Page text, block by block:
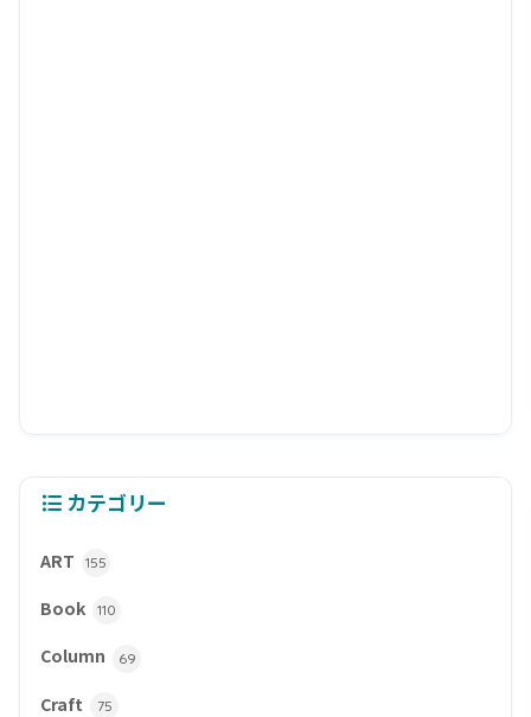
カテゴリー
ART 155
Book 110
Column 69
Craft 75